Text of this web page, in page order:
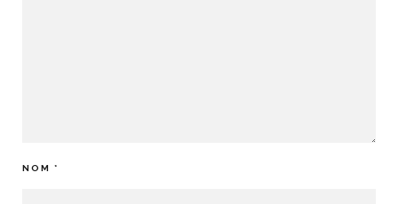
NOM *